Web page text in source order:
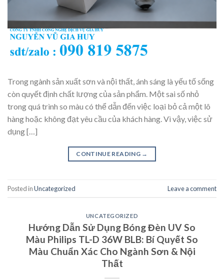
Trong ngành sản xuất sơn và nội thất, ánh sáng là yếu tố sống
còn quyết định chất lượng của sản phẩm. Một sai số nhỏ
trong quá trình so màu có thể dẫn đến việc loại bỏ cả một lô
hàng hoặc không đạt yêu cầu của khách hàng. Vì vậy, việc sử
dụng […]
CONTINUE READING →
Posted inUncategorized Leave a comment
UNCATEGORIZED
Hướng Dẫn Sử Dụng Bóng Đèn UV So
Màu Philips TL-D 36W BLB: Bí Quyết So
Màu Chuẩn Xác Cho Ngành Sơn & Nội
Thất